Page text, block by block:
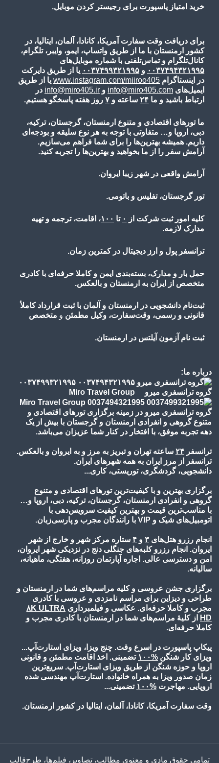
خرید امتیاز پاسپورت برای رجیستر کردن موبایل.
برای دریافت وقت سفارت آمریکا، کانادا، آلمان، ایتالیا، در
کشور ارمنستان با ما از طریق واتساپ، ایمو، وایبر، تلگرام،
کانال‌تلگرام و تماس‌تلفنی با شماره موبایل‌های
۰۰۳۷۴۹۴۳۲۱۹۹۵ و ۰۰۳۷۴۹۹۳۲۱۹۹۵ یا از طریق دایرکت
در اینستاگرام www.instagram.com/miiroo405 یا از طریق
ایمیل‌های info@miro405.com و info@miro405.ir در
ارتباط باشید و ما ۲۴ ساعته و ۷ روز هفته پاسخگو هستیم.
ما تورهای اقتصادی و متنوع ارمنستان، گرجستان، ترکیه،
دبی، اروپا و… متفاوتی با توجه به هر نوع سلیقه و بودجه‌ای
داریم. همیشه بهترین‌ها را برای شما فراهم می‌سازیم.
آرامش سفر را از ما بخواهید و بهترین‌ها را تجربه کنید.
آرامش واقعی در شهر زیبا ایروان.
تور گرجستان، تفلیس و باتومی.
کلیه امور ثبت شرکت از ۰ تا ۱۰۰، اقامت، ترجمه و تهیه
مدارک لازمه.
ترانسفر پول و ارز دیجیتال در کمترین زمان.
حمل بار و مدارک، بسته‌بندی ایمن و کاملا حرفه‌ای با کادری
متخصص از ایران به ارمنستان و بالعکس.
ثبت‌نام دانشجویی در ارمنستان و آلمان با ثبت قرارداد کاملأ
قانونی و رسمی، وقت‌سفارت، وکیل مطمئن و متخصص
ثبت نام آزمون آیلتس در ارمنستان.
درباره ما:
گروه ترانسفری میرو Miro Travel Group
گروه ترانسفری میرو در زمینه برگزاری تورهای اقتصادی و
متنوع گروهی و انفرادی ارمنستان و گرجستان با بیش از یک
دهه تجربه موفق، با افتخار در کنار شما عزیزان می‌باشد.
ترانسفر ۲۴ ساعته تهران و تبریز به مرز و به ایروان و بالعکس.
ترانسفر از مرز ایران به همه شهرهای ایران.
دانشجویی، گردشگری، توریستی، کاری...
برگزاری بهترین و با کیفیت‌ترین تورهای اقتصادی و متنوع
گروهی و انفرادی ارمنستان، گرجستان، ترکیه، دبی، اروپا و…
با مناسب‌ترین قیمت و بهترین کیفیت سرویس‌دهی با
اتومبیل‌های شیک و VIP با رانندگان مجرب و پارسی‌زبان.
انجام رزرو هتل‌های ۳ و ۴ ستاره مرکز شهر و خارج از شهر
ایروان. انجام رزرو کلبه‌های جنگلی دنج در نزدیکی شهر ایروان،
امن و دسترسی عالی. اجاره آپارتمان روزانه، هفتگی، ماهیانه،
سالیانه.
برگزاری جشن عروسی و کلیه مراسم‌های شما در ارمنستان و
طراحی و دیزاین برای مراسم نامزدی و عروسی با کادری
مجرب و کاملا حرفه‌ای. عکاسی و فیلمبرداری ۸K ULTRA
HD
از کلیۀ مراسم‌های شما در ارمنستان با کادری مجرب و
کاملا حرفه‌ای.
پیکاپ پاسپورت در اسرع وقت. چنج ویزا، ویزای استارت‌آپ...
ویزای کار شنگن %۱۰۰
تضمینی. اخذ اقامت مطمئن و قانونی
اروپا و حوزه شنگن از طریق ویزای استارت‌آپ. سریع‌ترین
زمان صدور ویزا به همراه خانواده. استارت‌آپ مهندسی شده
اروپایی. مهاجرت %۱۰۰ تضمینی...
وقت سفارت آمریکا، کانادا، آلمان، ایتالیا در کشور ارمنستان.
تمامی حقوق مادی و معنوی مطالب، تصاویر، فیلم‌ها، طرح‌قالب